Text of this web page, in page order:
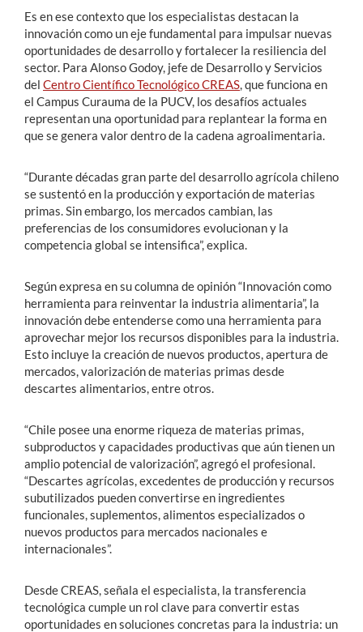
Es en ese contexto que los especialistas destacan la
innovación como un eje fundamental para impulsar nuevas
oportunidades de desarrollo y fortalecer la resiliencia del
sector. Para Alonso Godoy, jefe de Desarrollo y Servicios
del Centro Científico Tecnológico CREAS , que funciona en
el Campus Curauma de la PUCV, los desafíos actuales
representan una oportunidad para replantear la forma en
que se genera valor dentro de la cadena agroalimentaria.
“Durante décadas gran parte del desarrollo agrícola chileno
se sustentó en la producción y exportación de materias
primas. Sin embargo, los mercados cambian, las
preferencias de los consumidores evolucionan y la
competencia global se intensifica”, explica.
Según expresa en su columna de opinión “Innovación como
herramienta para reinventar la industria alimentaria”, la
innovación debe entenderse como una herramienta para
aprovechar mejor los recursos disponibles para la industria.
Esto incluye la creación de nuevos productos, apertura de
mercados, valorización de materias primas desde
descartes alimentarios, entre otros.
“Chile posee una enorme riqueza de materias primas,
subproductos y capacidades productivas que aún tienen un
amplio potencial de valorización”, agregó el profesional.
“Descartes agrícolas, excedentes de producción y recursos
subutilizados pueden convertirse en ingredientes
funcionales, suplementos, alimentos especializados o
nuevos productos para mercados nacionales e
internacionales”.
Desde CREAS, señala el especialista, la transferencia
tecnológica cumple un rol clave para convertir estas
oportunidades en soluciones concretas para la industria: un